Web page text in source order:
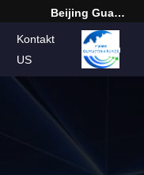
Beijing Guangtian Runze Technology Co., Ltd.
Kontakt
US
German